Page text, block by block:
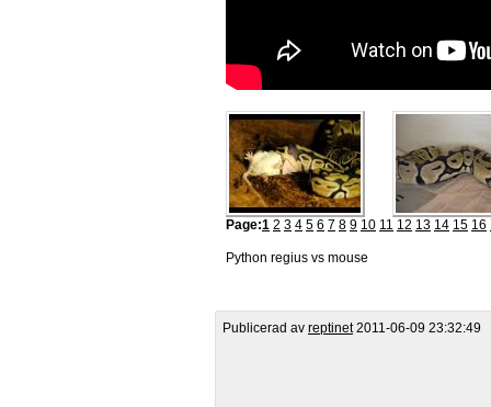
Page:1 2 3 4 5 6 7 8 9 10 11 12 13 14 15 16
Python regius vs mouse
Publicerad av reptinet2011-06-09 23:32:49